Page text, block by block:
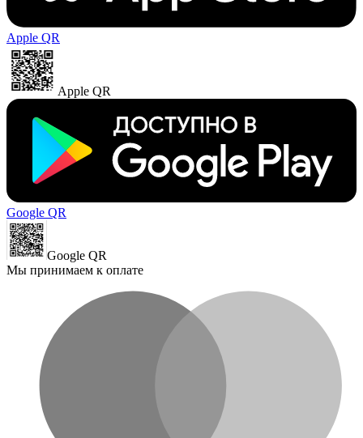
Apple QR
Apple QR
Google QR
Google QR
Мы принимаем к оплате